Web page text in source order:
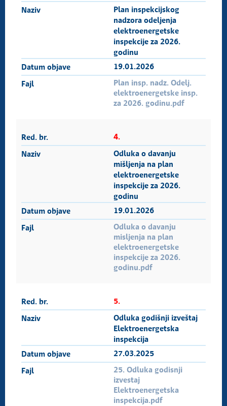
Plan inspekcijskog
nadzora odeljenja
elektroenergetske
inspekcije za 2026.
godinu
19.01.2026
Plan insp. nadz. Odelj.
elektroenergetske insp.
za 2026. godinu.pdf
4.
Odluka o davanju
mišljenja na plan
elektroenergetske
inspekcije za 2026.
godinu
19.01.2026
Odluka o davanju
misljenja na plan
elektroenergetske
inspekcije za 2026.
godinu.pdf
5.
Odluka godišnji izveštaj
Elektroenergetska
inspekcija
27.03.2025
25. Odluka godisnji
izvestaj
Elektroenergetska
inspekcija.pdf